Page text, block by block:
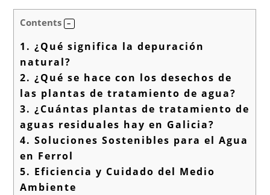
Contents
1. ¿Qué significa la depuración
natural?
2. ¿Qué se hace con los desechos de
las plantas de tratamiento de agua?
3. ¿Cuántas plantas de tratamiento de
aguas residuales hay en Galicia?
4. Soluciones Sostenibles para el Agua
en Ferrol
5. Eficiencia y Cuidado del Medio
Ambiente